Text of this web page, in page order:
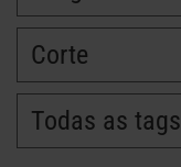
Corte
Todas as tags